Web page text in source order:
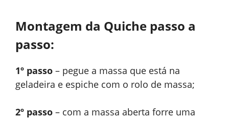
Montagem da Quiche passo a
passo:
1º passo – pegue a massa que está na
geladeira e espiche com o rolo de massa;
2º passo – com a massa aberta forre uma